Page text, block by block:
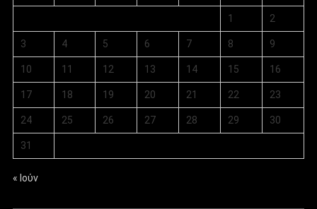
1 2
3 4 5 6 7 8 9
10 11 12 13 14 15 16
17 18 19 20 21 22 23
24 25 26 27 28 29 30
31
« Ιούν